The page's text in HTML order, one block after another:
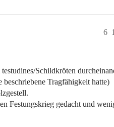
6
Schildkröten
Tragfähigkeit hatte)
Festungskrieg gedacht und